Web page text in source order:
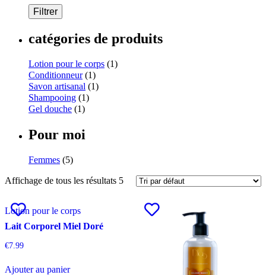
Filtrer
catégories de produits
Lotion pour le corps (1)
Conditionneur (1)
Savon artisanal (1)
Shampooing (1)
Gel douche (1)
Pour moi
Femmes (5)
Affichage de tous les résultats 5
Lotion pour le corps
Lait Corporel Miel Doré
€7.99
Ajouter au panier